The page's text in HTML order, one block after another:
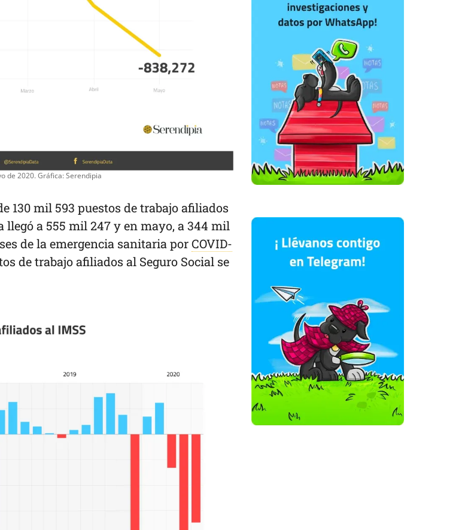
de 2020. Gráfica: Serendipia
130 mil 593 puestos de trabajo afiliados
a 555 mil 247 y en mayo, a 344 mil
de la emergencia sanitaria porCOVID-
de trabajo afiliados al Seguro Social se